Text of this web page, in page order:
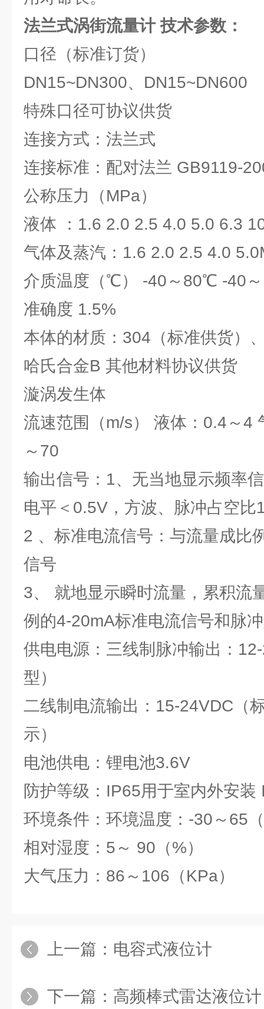
法兰式涡街流量计技术参数：
口径（标准订货）
DN15~DN300、DN15~DN600
特殊口径可协议供货
连接方式：法兰式
连接标准：配对法兰 GB9119-
公称压力（MPa）
液体 ：1.6 2.0 2.5 4.0 5.0 6.3
气体及蒸汽：1.6 2.0 2.5 4.0
介质温度（℃） -40～80℃ -40
准确度 1.5%
本体的材质：304（标准供货）
哈氏合金B 其他材料协议供货
漩涡发生体
流速范围（m/s） 液体：0.4～4
～70
输出信号：1、无当地显示频率
电平＜0.5V，方波、脉冲占空比
2 、标准电流信号：与流量成比
信号
3、 就地显示瞬时流量，累积流
例的4-20mA标准电流信号和脉
供电电源：三线制脉冲输出：
型）
二线制电流输出：15-24VDC（
示）
电池供电：锂电池3.6V
防护等级：IP65用于室内外安装
环境条件：环境温度：-30～65
相对湿度：5～ 90（%）
大气压力：86～106（KPa）
上一篇： 电容式液位计
下一篇： 高频棒式雷达液位计